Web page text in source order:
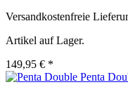
Versandkostenfreie
Artikel auf Lager.
149,95 € *
Penta